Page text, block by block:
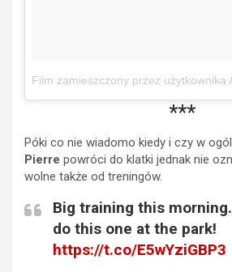
***
Póki co nie wiadomo kiedy i czy w
Pierre powróci do klatki jednak nie
wolne także od treningów.
Big training this
do this one at the park!
https://t.co/E5wYziGBP3